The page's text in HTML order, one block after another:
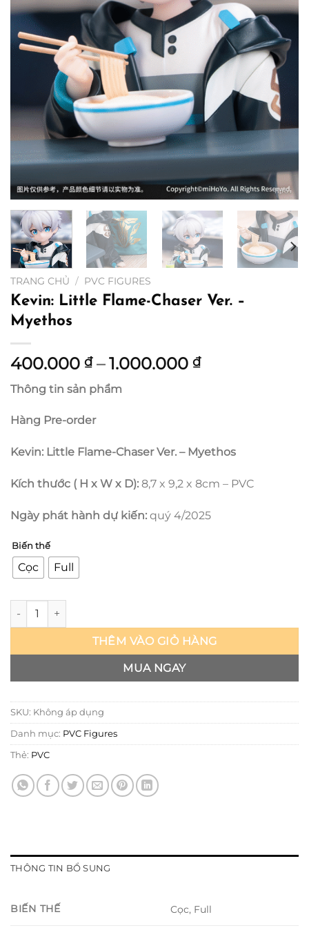
TRANG CHỦ / PVC FIGURES
Kevin: Little Flame-Chaser Ver. –
Myethos
400.000 ₫ – 1.000.000 ₫Khoảng
1.000.000 ₫
Thông tin sản phẩm
Hàng Pre-order
Kevin: Little Flame-Chaser Ver. – Myethos
Kích thước ( H x W x D): 8,7 x 9,2 x 8cm – PVC
Ngày phát hành dự kiến: quý 4/2025
Biến thế
Cọc Full
Kevin: Little Flame-Chaser Ver. - Myethos số lượng
THÊM VÀO GIỎ HÀNG
MUA NGAY
SKU: Không áp dụng
Danh mục: PVC Figures
Thẻ: PVC
THÔNG TIN BỔ SUNG
BIẾN THẾ Cọc, Full